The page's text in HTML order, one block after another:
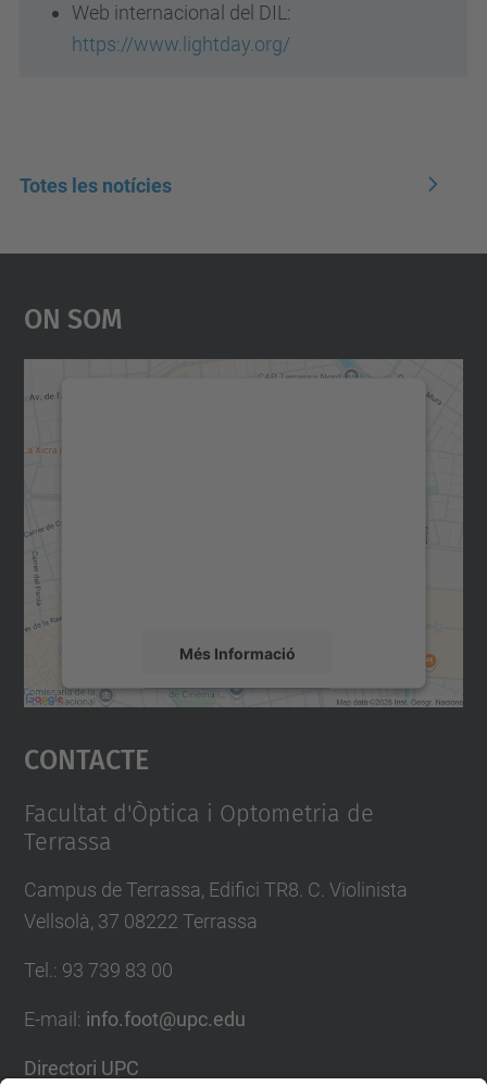
Web internacional del DIL:
https://www.lightday.org/
Totes les notícies
On Som
Més Informació
Accepta
powered by
Contacte
Facultat d'Òptica i Optometria de
Terrassa
Campus de Terrassa, Edifici TR8. C. Violinista
Vellsolà, 37 08222 Terrassa
Tel. : 93 739 83 00
E-mail : info.foot@upc.edu
Directori UPC